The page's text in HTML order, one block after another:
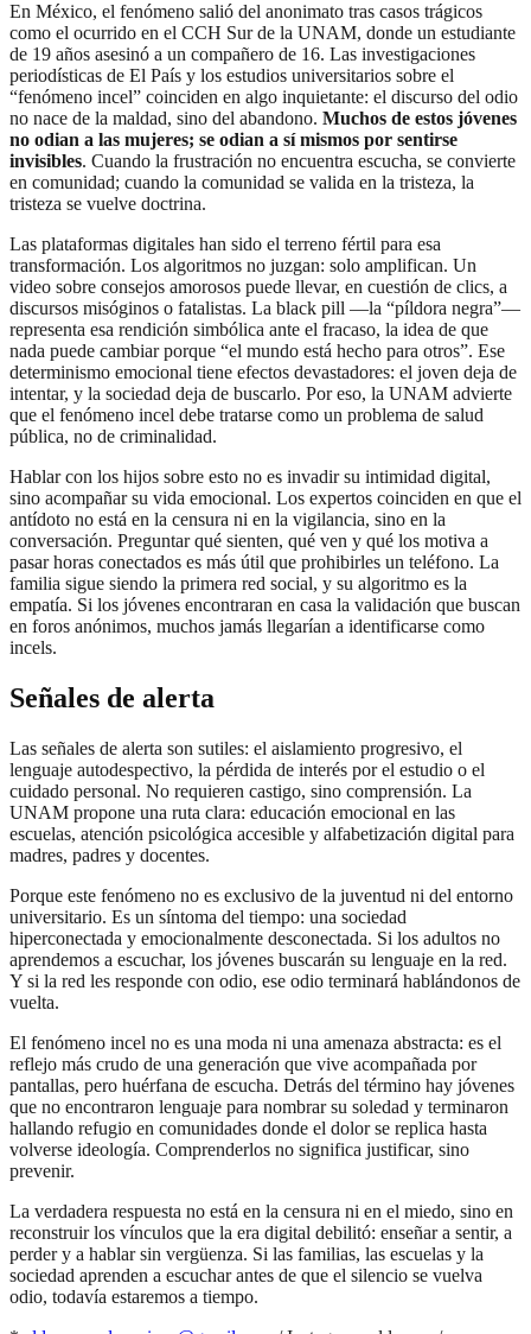
En México, el fenómeno salió del anonimato tras casos trágicos
como el ocurrido en el CCH Sur de la UNAM, donde un estudiante
de 19 años asesinó a un compañero de 16. Las investigaciones
periodísticas de El País y los estudios universitarios sobre el
“fenómeno incel” coinciden en algo inquietante: el discurso del odio
no nace de la maldad, sino del abandono. Muchos de estos jóvenes
no odian a las mujeres; se odian a sí mismos por sentirse
invisibles. Cuando la frustración no encuentra escucha, se convierte
en comunidad; cuando la comunidad se valida en la tristeza, la
tristeza se vuelve doctrina.
Las plataformas digitales han sido el terreno fértil para esa
transformación. Los algoritmos no juzgan: solo amplifican. Un
video sobre consejos amorosos puede llevar, en cuestión de clics, a
discursos misóginos o fatalistas. La black pill —la “píldora negra”—
representa esa rendición simbólica ante el fracaso, la idea de que
nada puede cambiar porque “el mundo está hecho para otros”. Ese
determinismo emocional tiene efectos devastadores: el joven deja de
intentar, y la sociedad deja de buscarlo. Por eso, la UNAM advierte
que el fenómeno incel debe tratarse como un problema de salud
pública, no de criminalidad.
Hablar con los hijos sobre esto no es invadir su intimidad digital,
sino acompañar su vida emocional. Los expertos coinciden en que el
antídoto no está en la censura ni en la vigilancia, sino en la
conversación. Preguntar qué sienten, qué ven y qué los motiva a
pasar horas conectados es más útil que prohibirles un teléfono. La
familia sigue siendo la primera red social, y su algoritmo es la
empatía. Si los jóvenes encontraran en casa la validación que buscan
en foros anónimos, muchos jamás llegarían a identificarse como
incels.
Señales de alerta
Las señales de alerta son sutiles: el aislamiento progresivo, el
lenguaje autodespectivo, la pérdida de interés por el estudio o el
cuidado personal. No requieren castigo, sino comprensión. La
UNAM propone una ruta clara: educación emocional en las
escuelas, atención psicológica accesible y alfabetización digital para
madres, padres y docentes.
Porque este fenómeno no es exclusivo de la juventud ni del entorno
universitario. Es un síntoma del tiempo: una sociedad
hiperconectada y emocionalmente desconectada. Si los adultos no
aprendemos a escuchar, los jóvenes buscarán su lenguaje en la red.
Y si la red les responde con odio, ese odio terminará hablándonos de
vuelta.
El fenómeno incel no es una moda ni una amenaza abstracta: es el
reflejo más crudo de una generación que vive acompañada por
pantallas, pero huérfana de escucha. Detrás del término hay jóvenes
que no encontraron lenguaje para nombrar su soledad y terminaron
hallando refugio en comunidades donde el dolor se replica hasta
volverse ideología. Comprenderlos no significa justificar, sino
prevenir.
La verdadera respuesta no está en la censura ni en el miedo, sino en
reconstruir los vínculos que la era digital debilitó: enseñar a sentir, a
perder y a hablar sin vergüenza. Si las familias, las escuelas y la
sociedad aprenden a escuchar antes de que el silencio se vuelva
odio, todavía estaremos a tiempo.